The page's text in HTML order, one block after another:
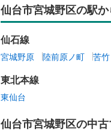
仙台市宮城野区の駅
仙石線
宮城野原 陸前原ノ町 苦竹
東北本線
東仙台
仙台市宮城野区の中